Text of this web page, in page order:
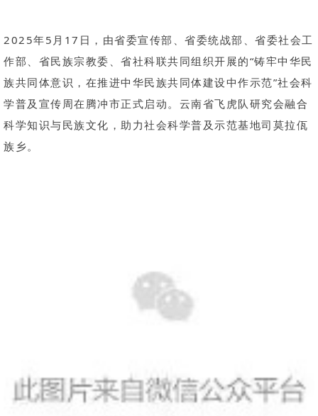
2025年5月17日，由省委宣传部、省委统战部、省委社会工
作部、省民族宗教委、省社科联共同组织开展的“铸牢中华民
族共同体意识，在推进中华民族共同体建设中作示范”社会科
学普及宣传周在腾冲市正式启动。云南省飞虎队研究会融合
科学知识与民族文化，助力社会科学普及示范基地司莫拉佤
族乡。